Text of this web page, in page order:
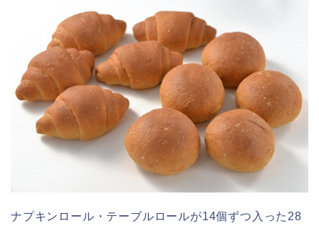
ナプキンロール・テーブルロールが14個ずつ入った28